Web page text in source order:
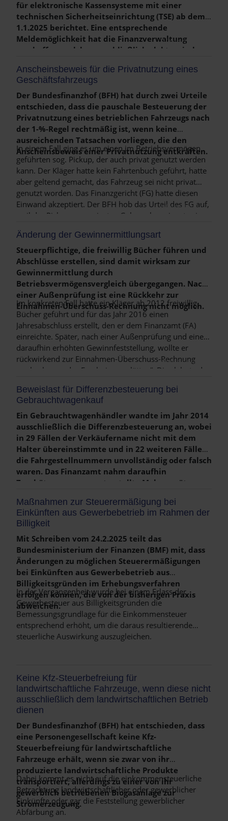
derzeit etwa 30 % bis zum Jahr 2032 auf knapp 25
% sinken. Thesaurierte Gewinne, also solche, die
im Unternehmen verbleiben, sollen mit einem
reduzierten Steuersatz gezielt Reinvestitionen
ermöglichen und Planungssicherheit für die
für elektronische Kassensysteme mit einer
technischen Sicherheitseinrichtung (TSE) ab dem
1.1.2025 berichtet. Eine entsprechende
Meldemöglichkeit hat die Finanzverwaltung
geschaffen, welche ausschließlich elektronisch
kann. Die Meldung und Übermittlung erfolgt für
jede Betriebsstätte getrennt innerhalb eines
Monats nach Anschaffung, Leasingbeginn bzw. -
ende oder Außerbetriebnahme.
Weiterlesen …
Anscheinsbeweis für die Privatnutzung eines
Geschäftsfahrzeugs
Der Bundesfinanzhof (BFH) hat durch zwei Urteile
entschieden, dass die pauschale Besteuerung der
Privatnutzung eines betrieblichen Fahrzeugs nach
der 1-%-Regel rechtmäßig ist, wenn keine
ausreichenden Tatsachen vorliegen, die den
Anscheinsbeweis einer Privatnutzung entkräften.
In einem Fall ging es um einen im Betriebsvermögen
geführten sog. Pickup, der auch privat genutzt werden
kann. Der Kläger hatte kein Fahrtenbuch geführt, hatte
aber geltend gemacht, das Fahrzeug sei nicht privat
genutzt worden. Das Finanzgericht (FG) hatte diesen
Einwand akzeptiert. Der BFH hob das Urteil des FG auf,
weil der Pickup zum privaten Gebrauch geeignet sei
Arbeitszeiten zur Verfügung gestanden habe.
Weiterlesen …
Änderung der Gewinnermittlungsart
Steuerpflichtige, die freiwillig Bücher führen und
Abschlüsse erstellen, sind damit wirksam zur
Gewinnermittlung durch
Betriebsvermögensvergleich übergegangen. Nach
einer Außenprüfung ist eine Rückkehr zur
Einnahmen-Überschuss-Rechnung nicht möglich.
Im konkreten Fall hatte ein Kläger ab 2012 freiwillig
Bücher geführt und für das Jahr 2016 einen
Jahresabschluss erstellt, den er dem Finanzamt (FA)
einreichte. Später, nach einer Außenprüfung und einer
daraufhin erhöhten Gewinnfeststellung, wollte er
rückwirkend zur Einnahmen-Überschuss-Rechnung
wechseln, um das Ergebnis zu „glätten“. Dies lehnte das
Weiterlesen …
Beweislast für Differenzbesteuerung bei
Gebrauchtwagenkauf
Ein Gebrauchtwagenhändler wandte im Jahr 2014
ausschließlich die Differenzbesteuerung an, wobei
in 29 Fällen der Verkäufername nicht mit dem
Halter übereinstimmte und in 22 weiteren Fällen
die Fahrgestellnummern unvollständig oder falsch
waren. Das Finanzamt nahm daraufhin
Zuschätzungen vor, unterstellte Mehrumsätze
Weiterlesen …
Maßnahmen zur Steuerermäßigung bei
Einkünften aus Gewerbebetrieb im Rahmen der
Billigkeit
Mit Schreiben vom 24.2.2025 teilt das
Bundesministerium der Finanzen (BMF) mit, dass
Änderungen zu möglichen Steuerermäßigungen
bei Einkünften aus Gewerbebetrieb aus
Billigkeitsgründen im Erhebungsverfahren
erfolgen können, die von der bisherigen Praxis
abweichen.
In der Vergangenheit wurde bei einem Erlass der
Gewerbesteuer aus Billigkeitsgründen die
Bemessungsgrundlage für die Einkommensteuer
entsprechend erhöht, um die daraus resultierende
steuerliche Auswirkung auszugleichen.
Keine Kfz-Steuerbefreiung für
landwirtschaftliche Fahrzeuge, wenn diese nicht
ausschließlich dem landwirtschaftlichen Betrieb
dienen
Der Bundesfinanzhof (BFH) hat entschieden, dass
eine Personengesellschaft keine Kfz-
Steuerbefreiung für landwirtschaftliche
Fahrzeuge erhält, wenn sie zwar von ihr
produzierte landwirtschaftliche Produkte
transportiert, allerdings zu einer von ihr
gewerblich betriebenen Biogasanlage zur
Stromerzeugung.
Dabei kommt es nicht auf die einkommensteuerliche
Betrachtung landwirtschaftlicher oder gewerblicher
Einkünfte oder gar die Feststellung gewerblicher
Abfärbung an.